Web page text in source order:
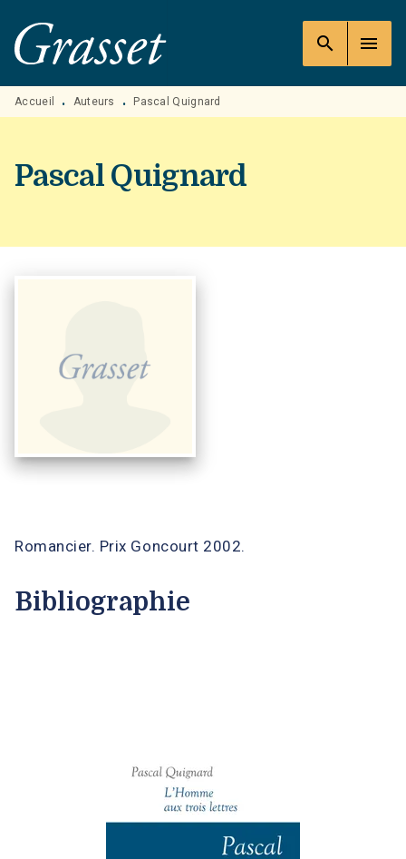
MENU RECHERCHE
PIED DE PAGE
search menu
Accueil • Auteurs • Pascal Quignard
Pascal Quignard
Romancier. Prix Goncourt 2002.
Bibliographie